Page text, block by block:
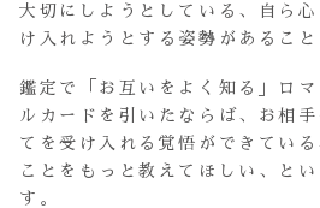
大切にしようとしている、自ら
け入れようとする姿勢があるこ
鑑定で「お互いをよく知る」ロ
ルカードを引いたならば、お相
てを受け入れる覚悟ができてい
ことをもっと教えてほしい、と
す。